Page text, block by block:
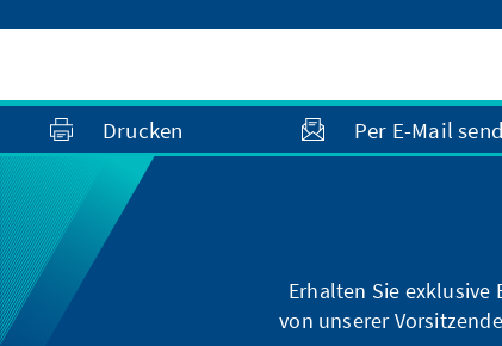
Drucken Per E-Mail
Erhalten Sie
von unserer